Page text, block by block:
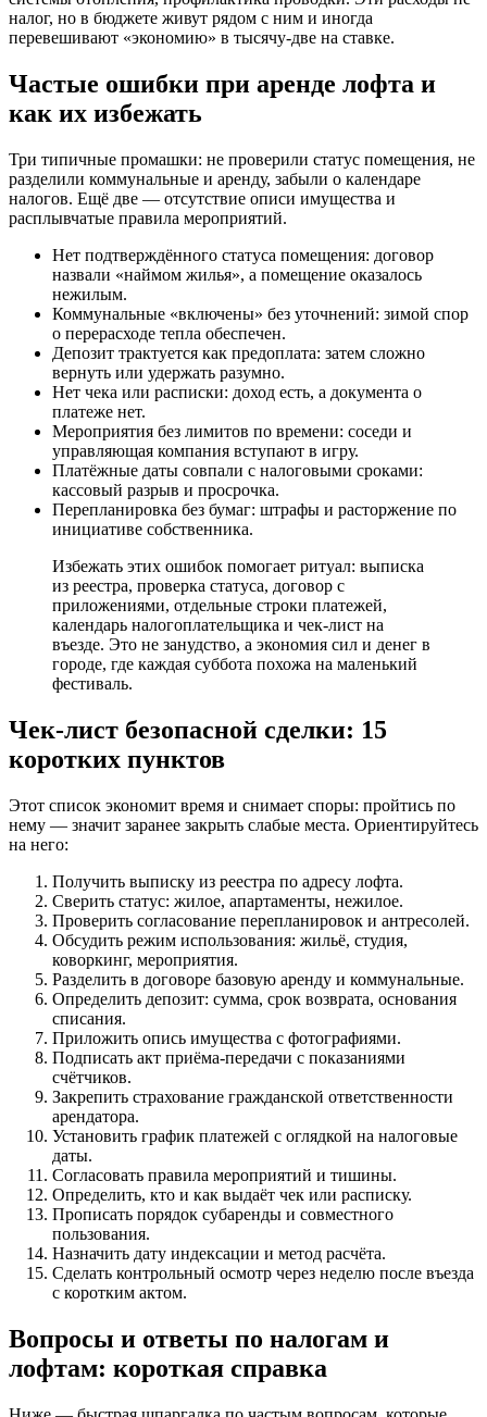
налог, но в бюджете живут рядом с ним и иногда
перевешивают «экономию» в тысячу‑две на ставке.
Частые ошибки при аренде лофта и
как их избежать
Три типичные промашки: не проверили статус помещения, не
разделили коммунальные и аренду, забыли о календаре
налогов. Ещё две — отсутствие описи имущества и
расплывчатые правила мероприятий.
Нет подтверждённого статуса помещения: договор
назвали «наймом жилья», а помещение оказалось
нежилым.
Коммунальные «включены» без уточнений: зимой спор
о перерасходе тепла обеспечен.
Депозит трактуется как предоплата: затем сложно
вернуть или удержать разумно.
Нет чека или расписки: доход есть, а документа о
платеже нет.
Мероприятия без лимитов по времени: соседи и
управляющая компания вступают в игру.
Платёжные даты совпали с налоговыми сроками:
кассовый разрыв и просрочка.
Перепланировка без бумаг: штрафы и расторжение по
инициативе собственника.
Избежать этих ошибок помогает ритуал: выписка
из реестра, проверка статуса, договор с
приложениями, отдельные строки платежей,
календарь налогоплательщика и чек‑лист на
въезде. Это не занудство, а экономия сил и денег в
городе, где каждая суббота похожа на маленький
фестиваль.
Чек‑лист безопасной сделки: 15
коротких пунктов
Этот список экономит время и снимает споры: пройтись по
нему — значит заранее закрыть слабые места. Ориентируйтесь
на него:
Получить выписку из реестра по адресу лофта.
Сверить статус: жилое, апартаменты, нежилое.
Проверить согласование перепланировок и антресолей.
Обсудить режим использования: жильё, студия,
коворкинг, мероприятия.
Разделить в договоре базовую аренду и коммунальные.
Определить депозит: сумма, срок возврата, основания
списания.
Приложить опись имущества с фотографиями.
Подписать акт приёма‑передачи с показаниями
счётчиков.
Закрепить страхование гражданской ответственности
арендатора.
Установить график платежей с оглядкой на налоговые
даты.
Согласовать правила мероприятий и тишины.
Определить, кто и как выдаёт чек или расписку.
Прописать порядок субаренды и совместного
пользования.
Назначить дату индексации и метод расчёта.
Сделать контрольный осмотр через неделю после въезда
с коротким актом.
Вопросы и ответы по налогам и
лофтам: короткая справка